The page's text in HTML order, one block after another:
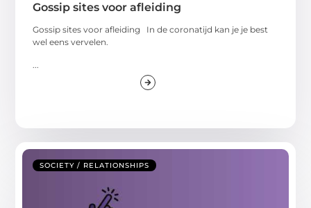
Gossip sites voor afleiding
Gossip sites voor afleiding In de coronatijd kan je je best
wel eens vervelen.
SOCIETY / RELATIONSHIPS